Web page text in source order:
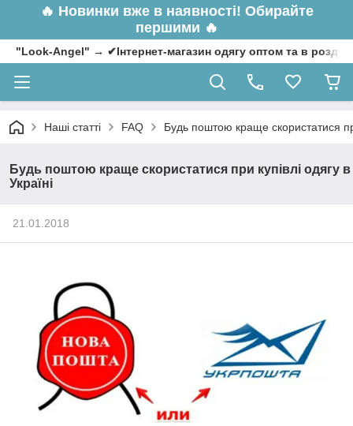
🔥 Новинки вже в наявності! Обирайте
першими 🔥
"Look-Angel" → ✔Інтернет-магазин одягу оптом та в
Наші статті FAQ Будь поштою краще скористатися
Будь поштою краще скористатися при купівлі одягу в
Україні
21.01.2018